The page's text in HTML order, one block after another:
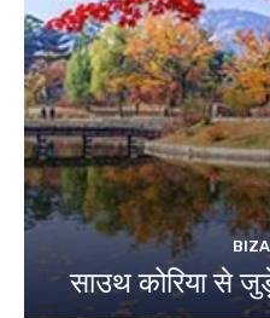
साउथ कोरिया से